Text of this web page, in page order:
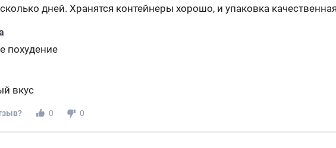
дней. Хранятся контейнеры хорошо, и упаковка
похудение
вкус
0 0